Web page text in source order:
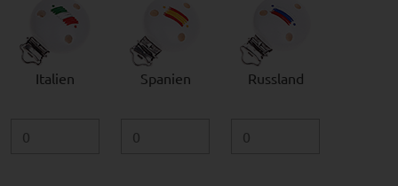
Italien Spanien Russland